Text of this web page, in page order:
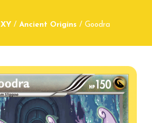
XY / Ancient Origins / Goodra